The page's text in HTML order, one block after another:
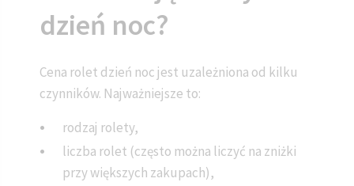
dzień noc?
Cena rolet dzień noc jest uzależniona od kilku
czynników. Najważniejsze to:
rodzaj rolety,
liczba rolet (często można liczyć na zniżki
przy większych zakupach),